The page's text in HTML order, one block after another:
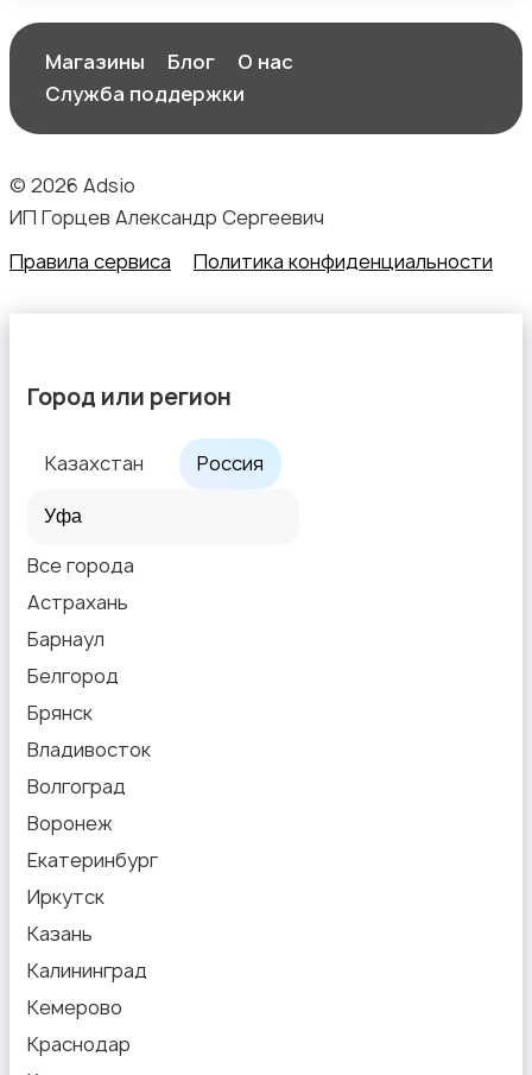
Магазины Блог
О нас
Служба поддержки
© 2026 Adsio
ИП Горцев Александр Сергеевич
Правила сервиса
Политика конфиденциальности
Город или регион
Казахстан Россия
Все города
Астрахань
Барнаул
Белгород
Брянск
Владивосток
Волгоград
Воронеж
Екатеринбург
Иркутск
Казань
Калининград
Кемерово
Краснодар